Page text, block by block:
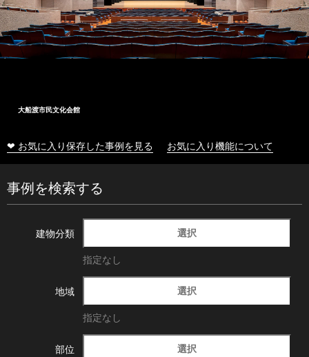
大船渡市民文化会館
❤ お気に入り保存した事例を見る お気に入り機能について
事例を検索する
建物分類 選択
指定なし
地域 選択
指定なし
部位 選択